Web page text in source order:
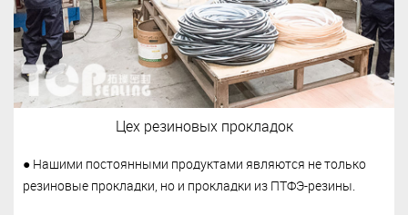
Цех резиновых прокладок
● Нашими постоянными продуктами являются не только
резиновые прокладки, но и прокладки из ПТФЭ-резины.